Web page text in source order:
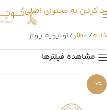
رد کردن به محتوای اصلی
خانه عطار اولیویه پولژ
مشاهده فیلترها
-7%